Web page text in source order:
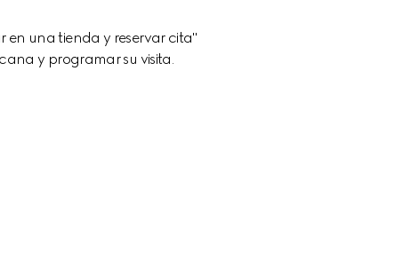
en una tienda y reservar cita"
y programar su visita.